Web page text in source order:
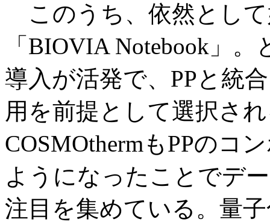
このうち、依然とし
「BIOVIA Notebook」
導入が活発で、PPと統
用を前提として選択さ
COSMOthermもPPのコ
ようになったことでデ
注目を集めている。量